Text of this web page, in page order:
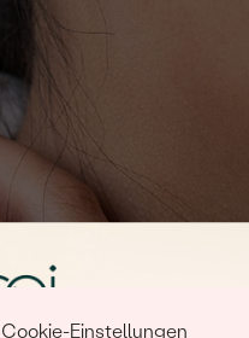
Cookie-Einstellungen